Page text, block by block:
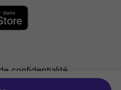
confidentialité
conforme